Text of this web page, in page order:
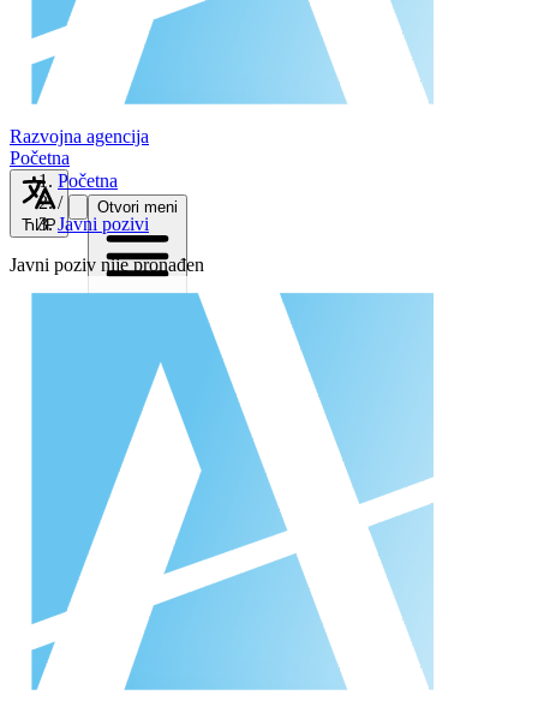
Razvojna agencija
Početna
ЋИР
Otvori meni
Početna
/
Javni pozivi
Javni poziv nije pronađen